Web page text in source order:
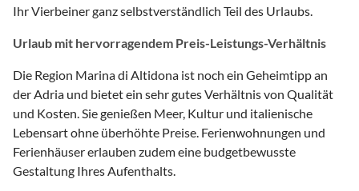
Ihr Vierbeiner ganz selbstverständlich Teil des Urlaubs.
Urlaub mit hervorragendem Preis-Leistungs-Verhältnis
Die Region Marina di Altidona ist noch ein Geheimtipp an
der Adria und bietet ein sehr gutes Verhältnis von Qualität
und Kosten. Sie genießen Meer, Kultur und italienische
Lebensart ohne überhöhte Preise. Ferienwohnungen und
Ferienhäuser erlauben zudem eine budgetbewusste
Gestaltung Ihres Aufenthalts.